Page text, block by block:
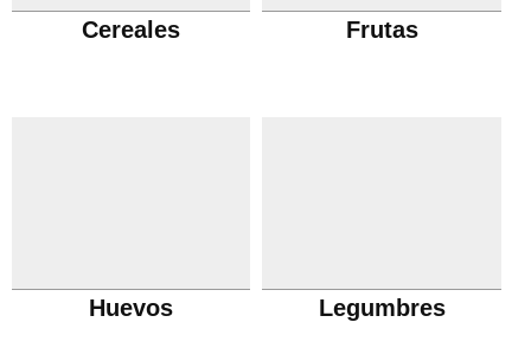
Cereales Frutas
Huevos Legumbres